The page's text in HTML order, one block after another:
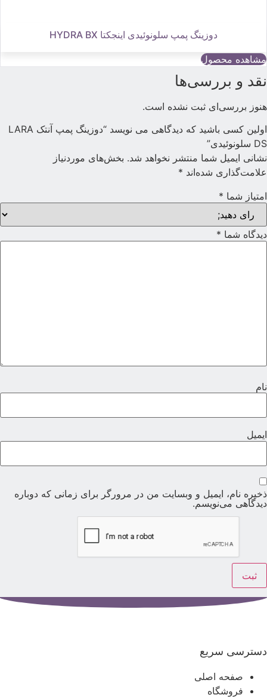
دوزینگ پمپ سلونوئیدی اینجکتا HYDRA BX
مشاهده محصول
نقد و بررسی‌ها
هنوز بررسی‌ای ثبت نشده است.
اولین کسی باشید که دیدگاهی می نویسد “دوزینگ پمپ آنتک LARA
DS سلونوئیدی”
نشانی ایمیل شما منتشر نخواهد شد. بخش‌های موردنیاز
علامت‌گذاری شده‌اند *
امتیاز شما *
دیدگاه شما *
نام
ایمیل
ذخیره نام، ایمیل و وبسایت من در مرورگر برای زمانی که دوباره
دیدگاهی می‌نویسم.
دسترسی سریع
صفحه اصلی
فروشگاه